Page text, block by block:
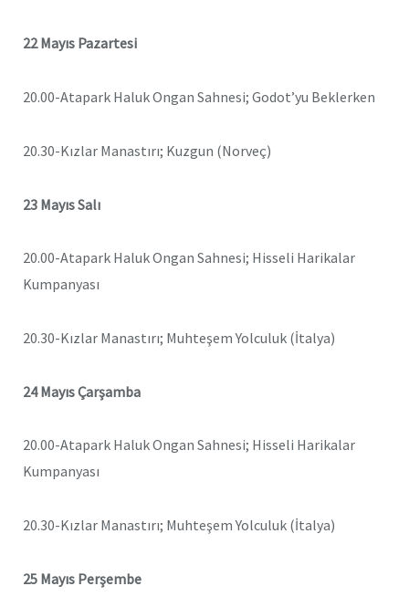
22 Mayıs Pazartesi
20.00-Atapark Haluk Ongan Sahnesi; Godot’yu Beklerken
20.30-Kızlar Manastırı; Kuzgun (Norveç)
23 Mayıs Salı
20.00-Atapark Haluk Ongan Sahnesi; Hisseli Harikalar
Kumpanyası
20.30-Kızlar Manastırı; Muhteşem Yolculuk (İtalya)
24 Mayıs Çarşamba
20.00-Atapark Haluk Ongan Sahnesi; Hisseli Harikalar
Kumpanyası
20.30-Kızlar Manastırı; Muhteşem Yolculuk (İtalya)
25 Mayıs Perşembe